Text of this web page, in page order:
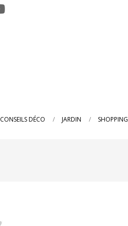
CONSEILS DÉCO JARDIN SHOPPING